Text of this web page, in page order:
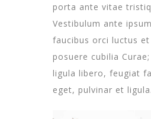
porta ante vitae
Vestibulum ante
faucibus orci luctus
posuere cubilia
ligula libero, feugiat
eget, pulvinar et ligula.